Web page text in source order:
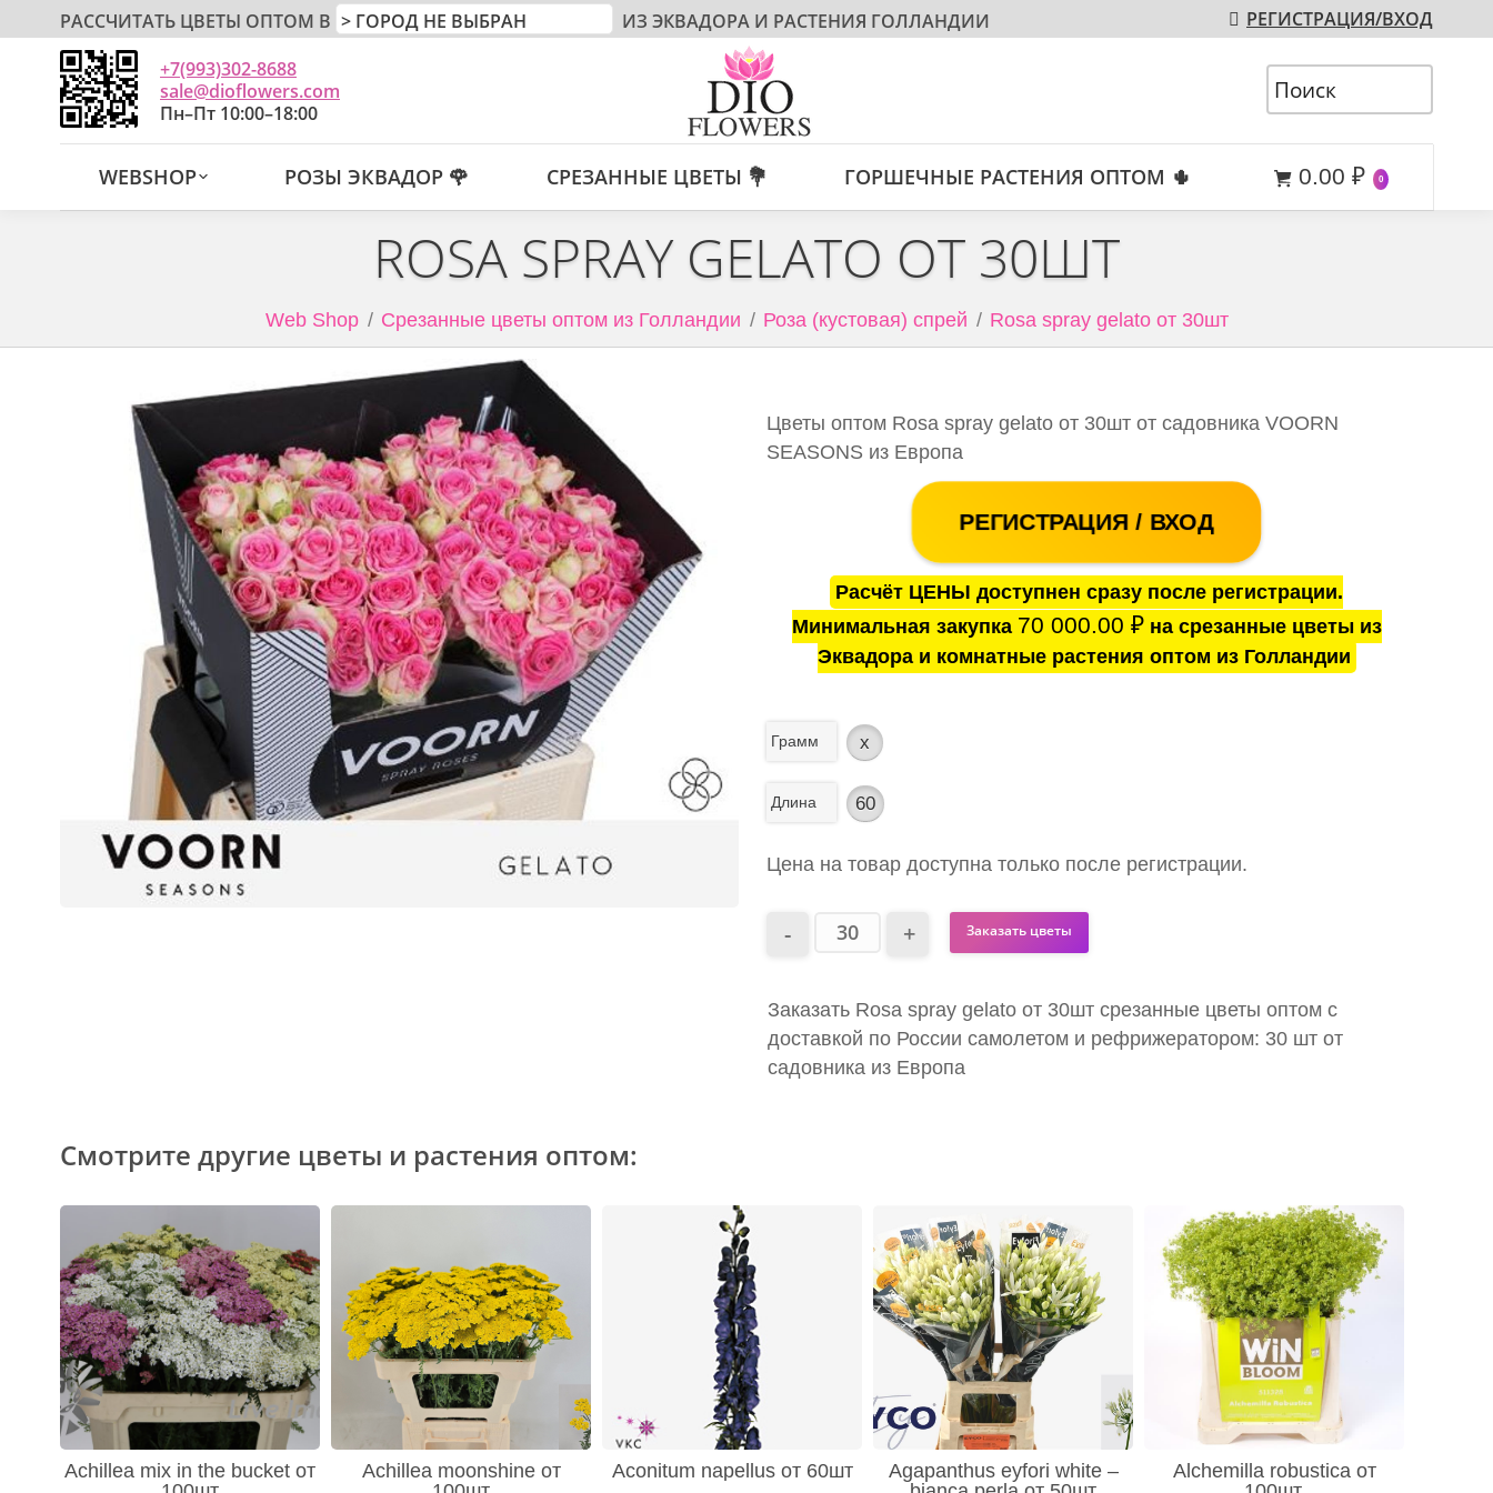
РАССЧИТАТЬ ЦВЕТЫ ОПТОМ В ИЗ ЭКВАДОРА И РАСТЕНИЯ ГОЛЛАНДИИ РЕГИСТРАЦИЯ/ВХОД
+7(993)302-8688
sale@dioflowers.com
Пн–Пт 10:00–18:00
WEBSHOP РОЗЫ ЭКВАДОР 🌹 СРЕЗАННЫЕ ЦВЕТЫ 💐 ГОРШЕЧНЫЕ РАСТЕНИЯ ОПТОМ 🌵 0.00 ₽ 0
ROSA SPRAY GELATO ОТ 30ШТ
Web Shop Срезанные цветы оптом из Голландии Роза (кустовая) спрей Rosa spray gelato от 30шт
Цветы оптом Rosa spray gelato от 30шт от садовника VOORN
SEASONS из Европа
РЕГИСТРАЦИЯ / ВХОД
Расчёт ЦЕНЫ доступнен сразу после регистрации.
Минимальная закупка 70 000.00 ₽на срезанные цветы из
Эквадора и комнатные растения оптом из Голландии
Грамм x
Длина 60
Цена на товар доступна только после регистрации.
Заказать цветы
Заказать Rosa spray gelato от 30шт срезанные цветы оптом с
доставкой по России самолетом и рефрижератором: 30 шт от
садовника из Европа
Смотрите другие цветы и растения оптом:
Achillea mix in the bucket от
Achillea moonshine от
Aconitum napellus от 60шт
Agapanthus eyfori white –
Alchemilla robustica от